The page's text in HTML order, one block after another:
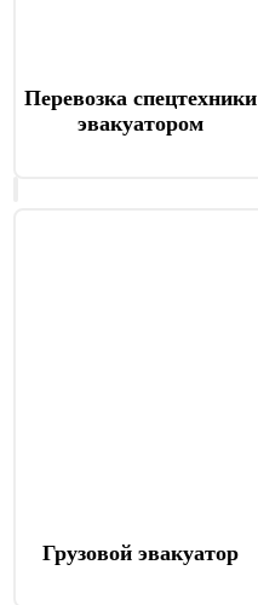
Перевозка спецтехники
эвакуатором
Грузовой эвакуатор